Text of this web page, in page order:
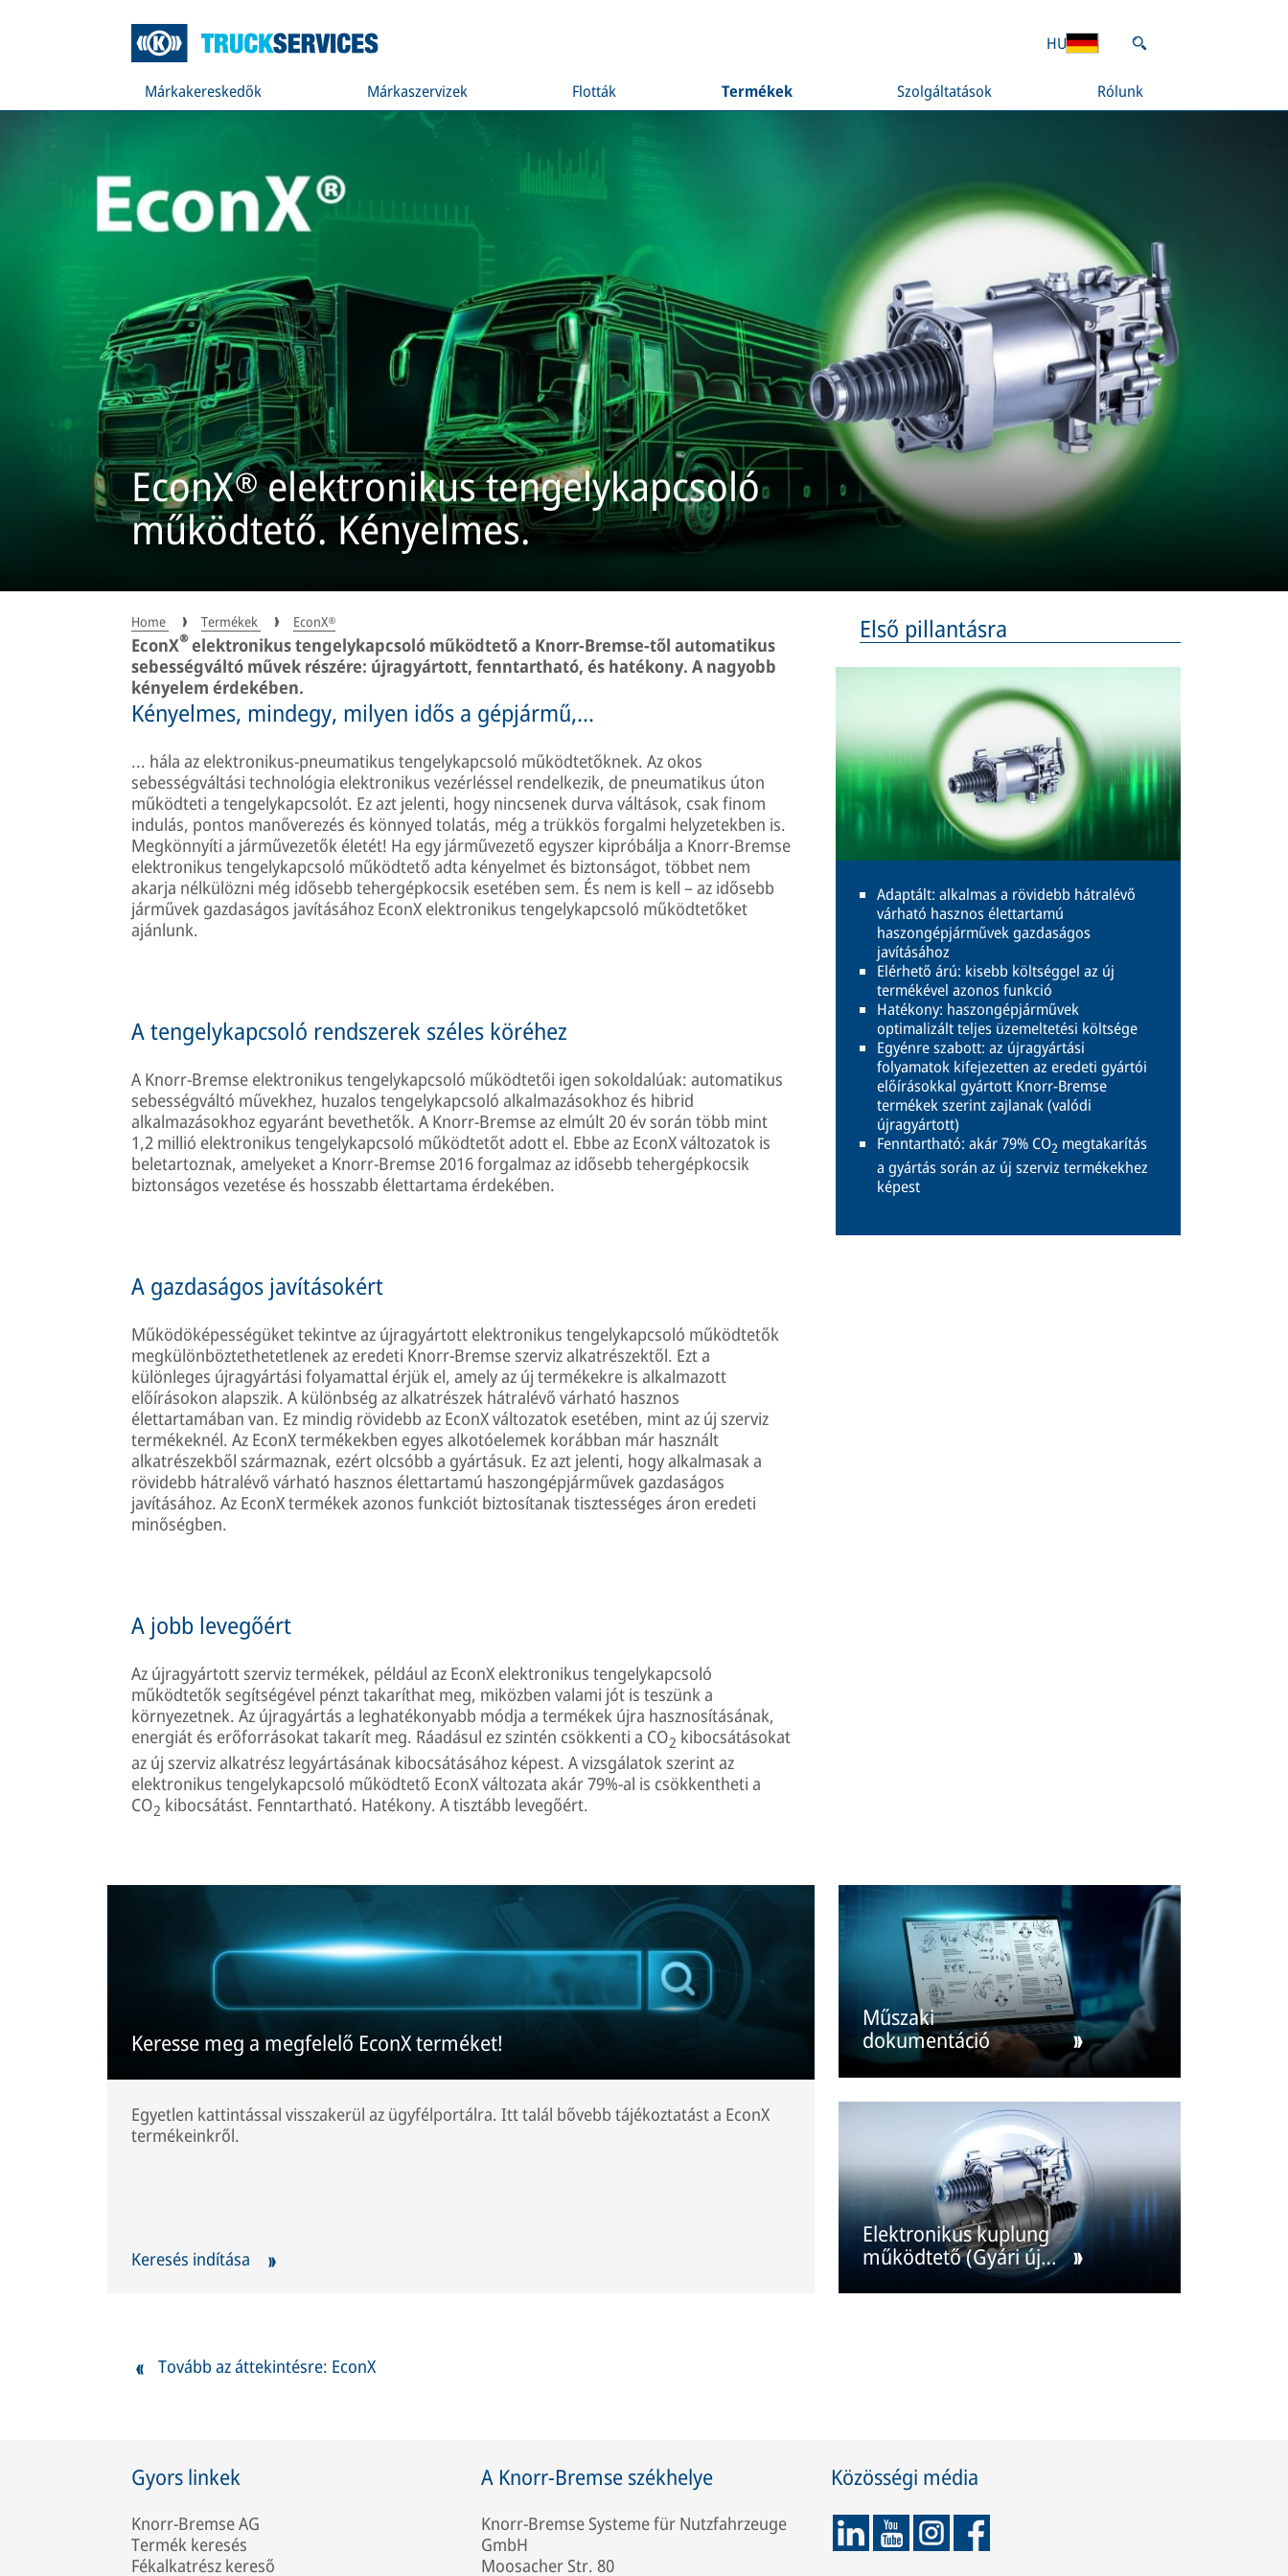
Márkakereskedők Márkaszervizek Flották Termékek Szolgáltatások Rólunk
HU
EconX® elektronikus tengelykapcsoló
működtető. Kényelmes.
Home Termékek EconX®
EconX® elektronikus tengelykapcsoló működtető a Knorr-Bremse-től automatikus
sebességváltó művek részére: újragyártott, fenntartható, és hatékony. A nagyobb
kényelem érdekében.
Kényelmes, mindegy, milyen idős a gépjármű,...
... hála az elektronikus-pneumatikus tengelykapcsoló működtetőknek. Az okos
sebességváltási technológia elektronikus vezérléssel rendelkezik, de pneumatikus úton
működteti a tengelykapcsolót. Ez azt jelenti, hogy nincsenek durva váltások, csak finom
indulás, pontos manőverezés és könnyed tolatás, még a trükkös forgalmi helyzetekben is.
Megkönnyíti a járművezetők életét! Ha egy járművezető egyszer kipróbálja a Knorr-Bremse
elektronikus tengelykapcsoló működtető adta kényelmet és biztonságot, többet nem
akarja nélkülözni még idősebb tehergépkocsik esetében sem. És nem is kell – az idősebb
járművek gazdaságos javításához EconX elektronikus tengelykapcsoló működtetőket
ajánlunk.
A tengelykapcsoló rendszerek széles köréhez
A Knorr-Bremse elektronikus tengelykapcsoló működtetői igen sokoldalúak: automatikus
sebességváltó művekhez, huzalos tengelykapcsoló alkalmazásokhoz és hibrid
alkalmazásokhoz egyaránt bevethetők. A Knorr-Bremse az elmúlt 20 év során több mint
1,2 millió elektronikus tengelykapcsoló működtetőt adott el. Ebbe az EconX változatok is
beletartoznak, amelyeket a Knorr-Bremse 2016 forgalmaz az idősebb tehergépkocsik
biztonságos vezetése és hosszabb élettartama érdekében.
A gazdaságos javításokért
Működöképességüket tekintve az újragyártott elektronikus tengelykapcsoló működtetők
megkülönböztethetetlenek az eredeti Knorr-Bremse szerviz alkatrészektől. Ezt a
különleges újragyártási folyamattal érjük el, amely az új termékekre is alkalmazott
előírásokon alapszik. A különbség az alkatrészek hátralévő várható hasznos
élettartamában van. Ez mindig rövidebb az EconX változatok esetében, mint az új szerviz
termékeknél. Az EconX termékekben egyes alkotóelemek korábban már használt
alkatrészekből származnak, ezért olcsóbb a gyártásuk. Ez azt jelenti, hogy alkalmasak a
rövidebb hátralévő várható hasznos élettartamú haszongépjárművek gazdaságos
javításához. Az EconX termékek azonos funkciót biztosítanak tisztességes áron eredeti
minőségben.
A jobb levegőért
Az újragyártott szerviz termékek, például az EconX elektronikus tengelykapcsoló
működtetők segítségével pénzt takaríthat meg, miközben valami jót is teszünk a
környezetnek. Az újragyártás a leghatékonyabb módja a termékek újra hasznosításának,
energiát és erőforrásokat takarít meg. Ráadásul ez szintén csökkenti a CO2 kibocsátásokat
az új szerviz alkatrész legyártásának kibocsátásához képest. A vizsgálatok szerint az
elektronikus tengelykapcsoló működtető EconX változata akár 79%-al is csökkentheti a
CO2 kibocsátást. Fenntartható. Hatékony. A tisztább levegőért.
Első pillantásra
Adaptált: alkalmas a rövidebb hátralévő
várható hasznos élettartamú
haszongépjárművek gazdaságos
javításához
Elérhető árú: kisebb költséggel az új
termékével azonos funkció
Hatékony: haszongépjárművek
optimalizált teljes üzemeltetési költsége
Egyénre szabott: az újragyártási
folyamatok kifejezetten az eredeti gyártói
előírásokkal gyártott Knorr-Bremse
termékek szerint zajlanak (valódi
újragyártott)
Fenntartható: akár 79% CO2 megtakarítás
a gyártás során az új szerviz termékekhez
képest
Keresse meg a megfelelő EconX terméket!
Egyetlen kattintással visszakerül az ügyfélportálra. Itt talál bővebb tájékoztatást a EconX
termékeinkről.
Keresés indítása
Műszaki
dokumentáció
Elektronikus kuplung
működtető (Gyári új
pótalkatrészek)
Tovább az áttekintésre: EconX
Gyors linkek
Knorr-Bremse AG
Termék keresés
Fékalkatrész kereső
A Knorr-Bremse székhelye
Knorr-Bremse Systeme für Nutzfahrzeuge
GmbH
Moosacher Str. 80
Közösségi média